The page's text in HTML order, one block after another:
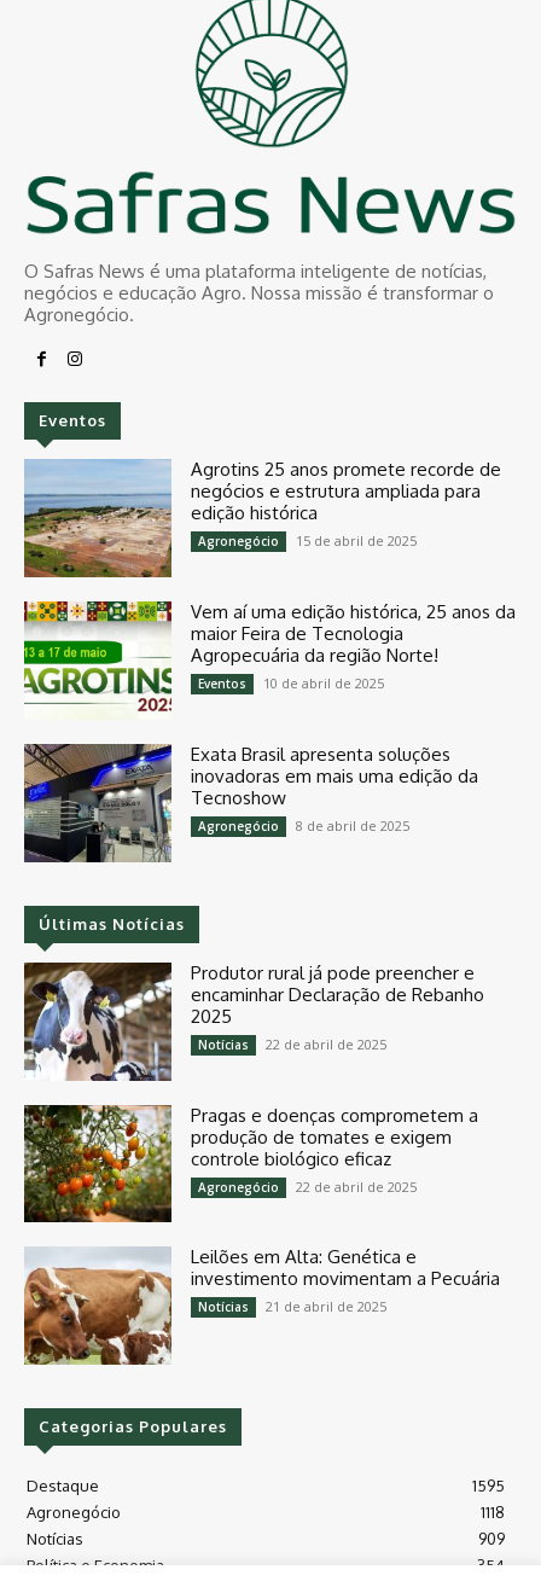
O Safras News é uma plataforma inteligente de notícias,
negócios e educação Agro. Nossa missão é transformar o
Agronegócio.
Eventos
Agrotins 25 anos promete recorde de
negócios e estrutura ampliada para
edição histórica
Agronegócio 15 de abril de 2025
Vem aí uma edição histórica, 25 anos da
maior Feira de Tecnologia
Agropecuária da região Norte!
Eventos 10 de abril de 2025
Exata Brasil apresenta soluções
inovadoras em mais uma edição da
Tecnoshow
Agronegócio 8 de abril de 2025
Últimas Notícias
Produtor rural já pode preencher e
encaminhar Declaração de Rebanho
2025
Notícias 22 de abril de 2025
Pragas e doenças comprometem a
produção de tomates e exigem
controle biológico eficaz
Agronegócio 22 de abril de 2025
Leilões em Alta: Genética e
investimento movimentam a Pecuária
Notícias 21 de abril de 2025
Categorias Populares
Destaque
1595
Agronegócio
1118
Notícias
909
Política e Economia
354